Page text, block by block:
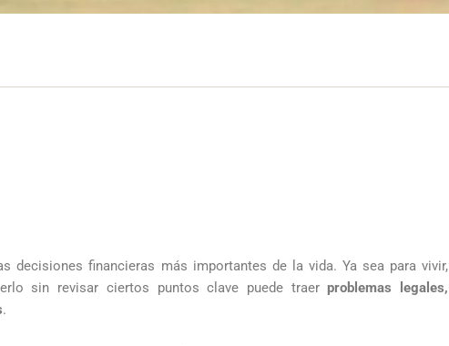
decisiones financieras más importantes de la vida. Ya sea para vivir,
sin revisar ciertos puntos clave puede traerproblemas legales,
.